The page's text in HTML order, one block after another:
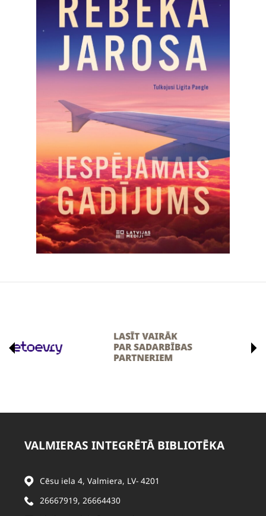
VALMIERAS INTEGRĒTĀ BIBLIOTĒKA
Cēsu iela 4, Valmiera, LV- 4201
26667919, 26664430